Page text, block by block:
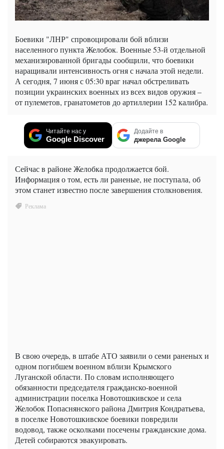
Боевики "ЛНР" спровоцировали бой вблизи
населенного пункта Желобок. Военные 53-й отдельной
механизированной бригады сообщили, что боевики
наращивали интенсивность огня с начала этой недели.
А сегодня, 7 июня с 05:30 враг начал обстреливать
позиции украинских военных из всех видов оружия –
от пулеметов, гранатометов до артиллерии 152 калибра.
Читайте нас у
Google Discover
Додайте в
джерела Google
Сейчас в районе Желобка продолжается бой.
Информация о том, есть ли раненые, не поступала, об
этом станет известно после завершения столкновения.
В свою очередь, в штабе АТО заявили о семи раненых и
одном погибшем военном вблизи Крымского
Луганской области. По словам исполняющего
обязанности председателя гражданско-военной
администрации поселка Новотошкивское и села
Желобок Попаснянского района Дмитрия Кондратьева,
в поселке Новотошкивское боевики повредили
водовод, также осколками посечены гражданские дома.
Детей собираются эвакуировать.